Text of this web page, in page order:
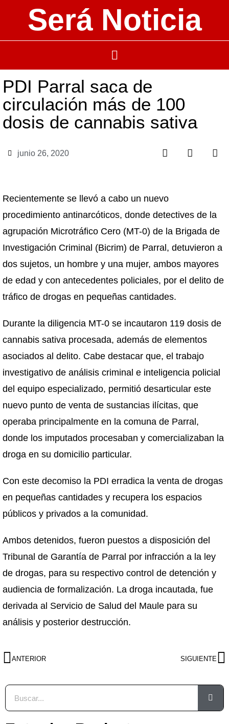
Será Noticia
PDI Parral saca de
circulación más de 100
dosis de cannabis sativa
junio 26, 2020
Recientemente se llevó a cabo un nuevo
procedimiento antinarcóticos, donde detectives de la
agrupación Microtráfico Cero (MT-0) de la Brigada de
Investigación Criminal (Bicrim) de Parral, detuvieron a
dos sujetos, un hombre y una mujer, ambos mayores
de edad y con antecedentes policiales, por el delito de
tráfico de drogas en pequeñas cantidades.
Durante la diligencia MT-0 se incautaron 119 dosis de
cannabis sativa procesada, además de elementos
asociados al delito. Cabe destacar que, el trabajo
investigativo de análisis criminal e inteligencia policial
del equipo especializado, permitió desarticular este
nuevo punto de venta de sustancias ilícitas, que
operaba principalmente en la comuna de Parral,
donde los imputados procesaban y comercializaban la
droga en su domicilio particular.
Con este decomiso la PDI erradica la venta de drogas
en pequeñas cantidades y recupera los espacios
públicos y privados a la comunidad.
Ambos detenidos, fueron puestos a disposición del
Tribunal de Garantía de Parral por infracción a la ley
de drogas, para su respectivo control de detención y
audiencia de formalización. La droga incautada, fue
derivada al Servicio de Salud del Maule para su
análisis y posterior destrucción.
ANTERIOR SIGUIENTE